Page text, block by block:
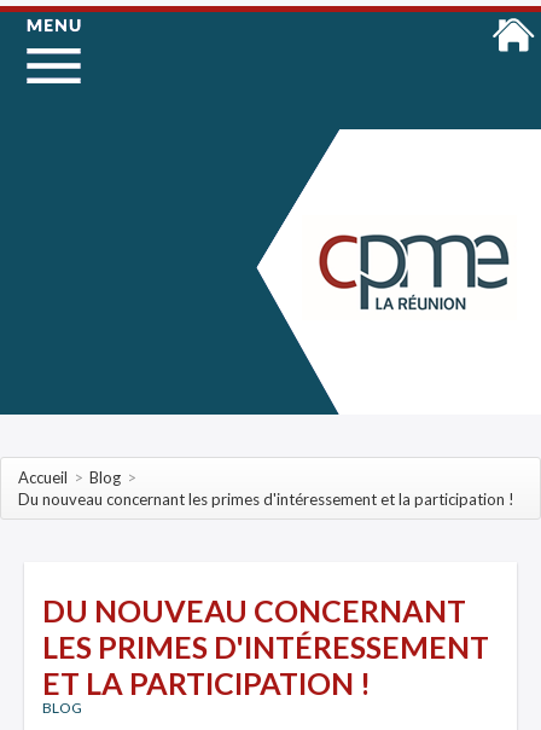
Accueil > Blog >
Du nouveau concernant les primes d'intéressement et la participation !
DU NOUVEAU CONCERNANT
LES PRIMES D'INTÉRESSEMENT
ET LA PARTICIPATION !
BLOG